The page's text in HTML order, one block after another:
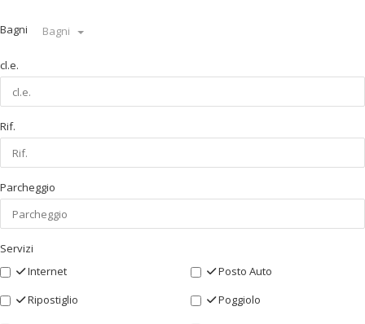
Bagni Bagni
cl.e.
Rif.
Parcheggio
Servizi
Internet
Posto Auto
Ripostiglio
Poggiolo